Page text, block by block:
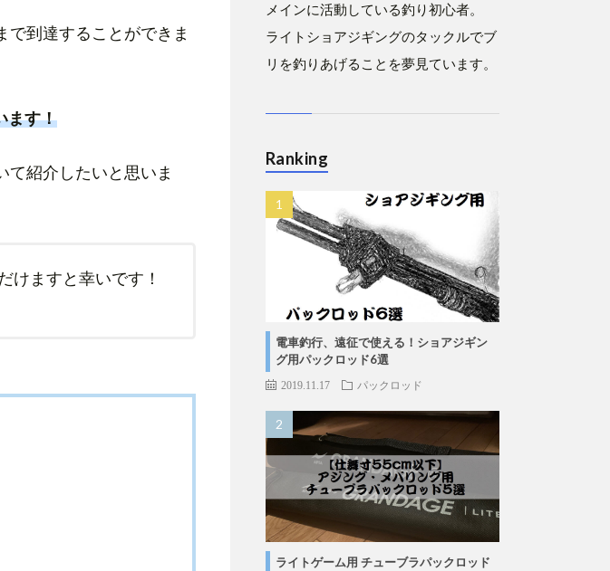
到達することができま
ます！
て紹介したいと思いま
けますと幸いです！
メインに活動している釣り初心者。
ライトショアジギングのタックルでブ
リを釣りあげることを夢見ています。
Ranking
電車釣行、遠征で使える！ショアジギン
グ用パックロッド6選
2019.11.17 パックロッド
ライトゲーム用 チューブラパックロッド